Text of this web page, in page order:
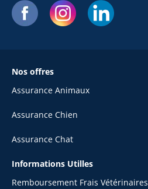
Nos offres
Assurance Animaux
Assurance Chien
Assurance Chat
Informations Utilles
Remboursement Frais Vétérinaires